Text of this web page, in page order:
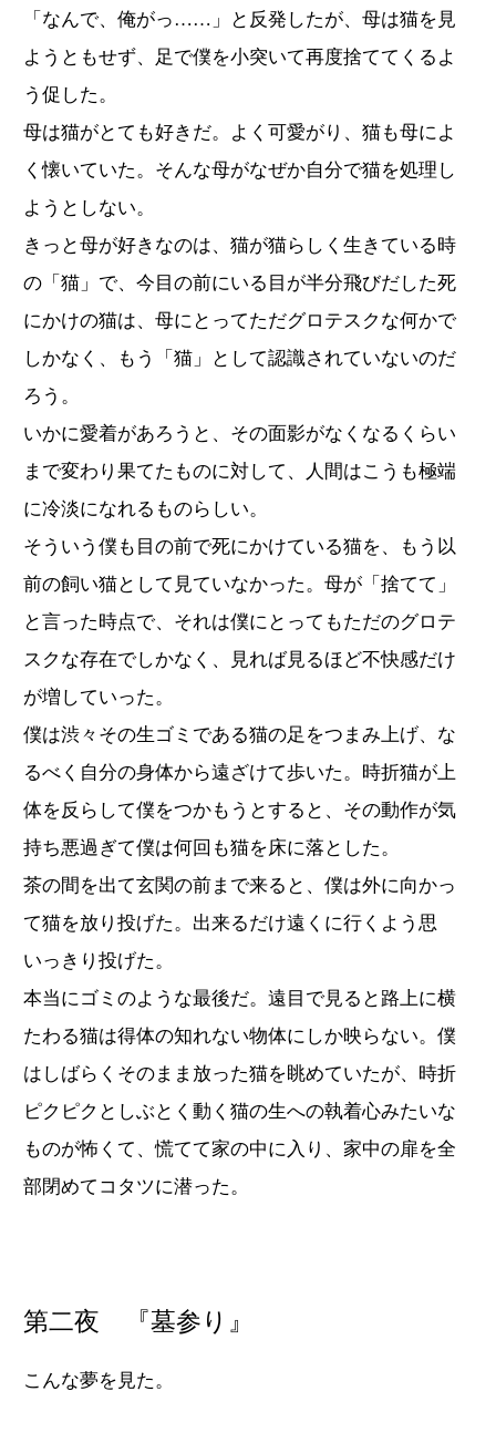
「なんで、俺がっ……」と反発したが、母は猫を見
ようともせず、足で僕を小突いて再度捨ててくるよ
う促した。
母は猫がとても好きだ。よく可愛がり、猫も母によ
く懐いていた。そんな母がなぜか自分で猫を処理し
ようとしない。
きっと母が好きなのは、猫が猫らしく生きている時
の「猫」で、今目の前にいる目が半分飛びだした死
にかけの猫は、母にとってただグロテスクな何かで
しかなく、もう「猫」として認識されていないのだ
ろう。
いかに愛着があろうと、その面影がなくなるくらい
まで変わり果てたものに対して、人間はこうも極端
に冷淡になれるものらしい。
そういう僕も目の前で死にかけている猫を、もう以
前の飼い猫として見ていなかった。母が「捨てて」
と言った時点で、それは僕にとってもただのグロテ
スクな存在でしかなく、見れば見るほど不快感だけ
が増していった。
僕は渋々その生ゴミである猫の足をつまみ上げ、な
るべく自分の身体から遠ざけて歩いた。時折猫が上
体を反らして僕をつかもうとすると、その動作が気
持ち悪過ぎて僕は何回も猫を床に落とした。
茶の間を出て玄関の前まで来ると、僕は外に向かっ
て猫を放り投げた。出来るだけ遠くに行くよう思
いっきり投げた。
本当にゴミのような最後だ。遠目で見ると路上に横
たわる猫は得体の知れない物体にしか映らない。僕
はしばらくそのまま放った猫を眺めていたが、時折
ピクピクとしぶとく動く猫の生への執着心みたいな
ものが怖くて、慌てて家の中に入り、家中の扉を全
部閉めてコタツに潜った。
第二夜 『墓参り』
こんな夢を見た。